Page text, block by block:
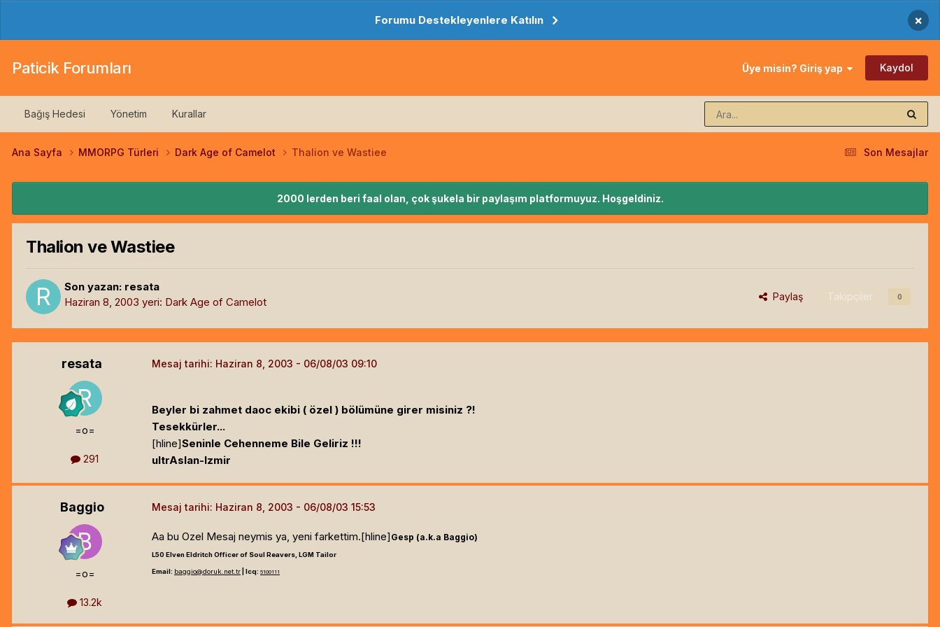
Forumu Destekleyenlere Katılın ×
Paticik Forumları Üye misin? Giriş yap Kaydol
Bağış Hedesi Yönetim Kurallar
Son Mesajlar
Ana Sayfa MMORPG Türleri Dark Age of Camelot Thalion ve Wastiee
2000 lerden beri faal olan, çok şukela bir paylaşım platformuyuz. Hoşgeldiniz.
Thalion ve Wastiee
Son yazan: resata
Haziran 8, 2003 yeri: Dark Age of Camelot Paylaş Takipçiler 0
resata
=o=
291
Mesaj tarihi: Haziran 8, 2003
Beyler bi zahmet daoc ekibi ( özel ) bölümüne girer misiniz ?!
Tesekkürler...
[hline]Seninle Cehenneme Bile Geliriz !!!
ultrAslan-Izmir
Baggio
=o=
13.2k
Mesaj tarihi: Haziran 8, 2003
Aa bu Ozel Mesaj neymis ya, yeni farkettim.[hline] Gesp (a.k.a Baggio)
L50 Elven Eldritch Officer of Soul Reavers, LGM Tailor
Email: baggio@doruk.net.tr | Icq: 5100111